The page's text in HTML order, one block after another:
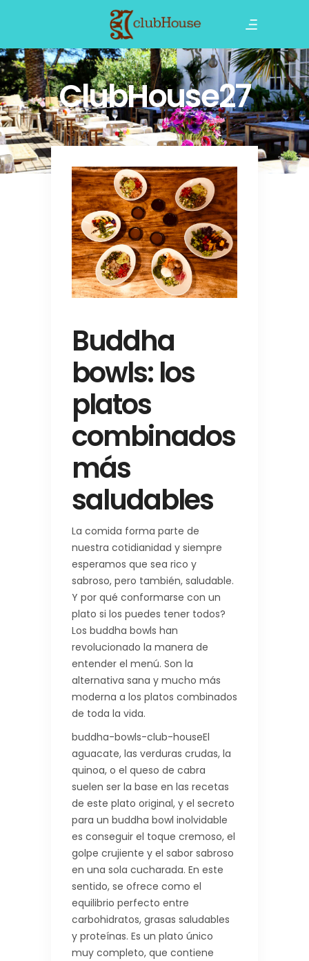
ClubHouse27
Buddha
bowls: los
platos
combinados
más
saludables
La comida forma parte de
nuestra cotidianidad y siempre
esperamos que sea rico y
sabroso, pero también, saludable.
Y por qué conformarse con un
plato si los puedes tener todos?
Los buddha bowls han
revolucionado la manera de
entender el menú. Son la
alternativa sana y mucho más
moderna a los platos combinados
de toda la vida.
buddha-bowls-club-houseEl
aguacate, las verduras crudas, la
quinoa, o el queso de cabra
suelen ser la base en las recetas
de este plato original, y el secreto
para un buddha bowl inolvidable
es conseguir el toque cremoso, el
golpe crujiente y el sabor sabroso
en una sola cucharada. En este
sentido, se ofrece como el
equilibrio perfecto entre
carbohidratos, grasas saludables
y proteínas. Es un plato único
muy completo, que contiene